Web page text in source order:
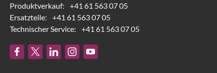
Produktverkauf:
+41 61 563 07 05
Ersatzteile:
+41 61 563 07 05
Technischer Service:
+41 61 563 07 05